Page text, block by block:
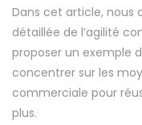
Dans cet article, nous
détaillée de l’agilité
proposer un exemple
concentrer sur les
commerciale pour
plus.